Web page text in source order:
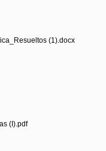
(1).docx
(I).pdf